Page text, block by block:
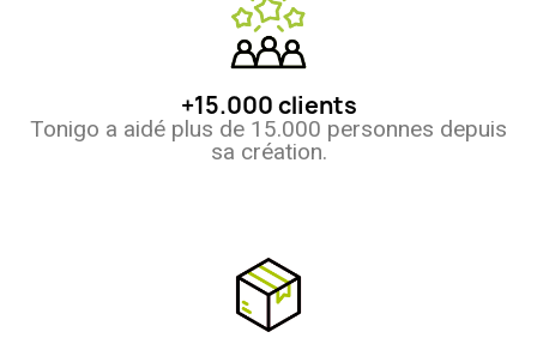
+15.000 clients
Tonigo a aidé plus de 15.000 personnes depuis
sa création.